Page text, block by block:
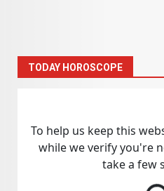
TODAY HOROSCOPE